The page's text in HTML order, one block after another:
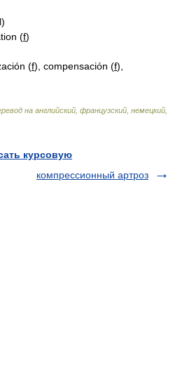
(f)
(f), compensación (f),
на английский, французский, немецкий,
курсовую
компрессионный артроз